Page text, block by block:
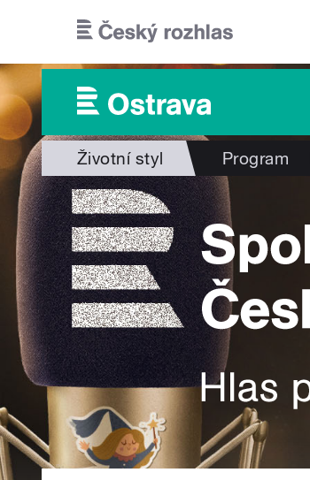
Životní styl Program